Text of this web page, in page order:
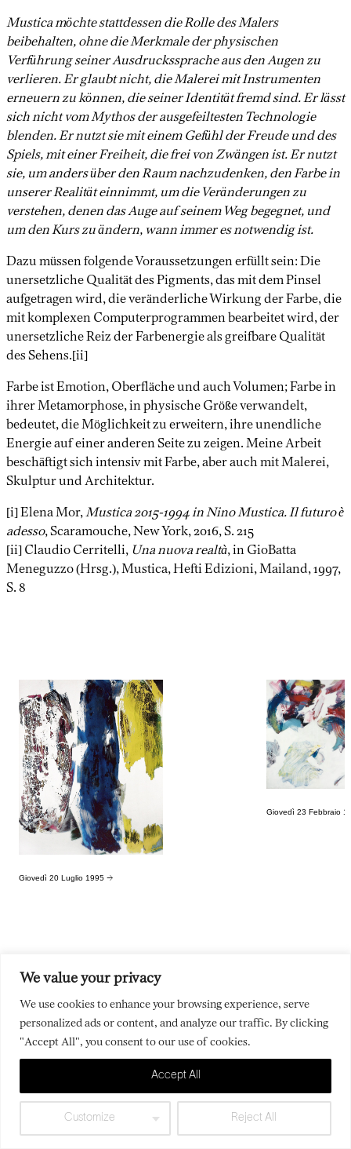
We value your privacy
We use cookies to enhance your browsing experience, serve
personalized ads or content, and analyze our traffic. By clicking
"Accept All", you consent to our use of cookies.
Customize Reject All
Accept All
Mustica möchte stattdessen die Rolle des Malers
beibehalten, ohne die Merkmale der physischen
Verführung seiner Ausdruckssprache aus den Augen zu
verlieren. Er glaubt nicht, die Malerei mit Instrumenten
erneuern zu können, die seiner Identität fremd sind. Er lässt
sich nicht vom Mythos der ausgefeiltesten Technologie
blenden. Er nutzt sie mit einem Gefühl der Freude und des
Spiels, mit einer Freiheit, die frei von Zwängen ist. Er nutzt
sie, um anders über den Raum nachzudenken, den Farbe in
unserer Realität einnimmt, um die Veränderungen zu
verstehen, denen das Auge auf seinem Weg begegnet, und
um den Kurs zu ändern, wann immer es notwendig ist.
Dazu müssen folgende Voraussetzungen erfüllt sein: Die
unersetzliche Qualität des Pigments, das mit dem Pinsel
aufgetragen wird, die veränderliche Wirkung der Farbe, die
mit komplexen Computerprogrammen bearbeitet wird, der
unersetzliche Reiz der Farbenergie als greifbare Qualität
des Sehens.[ii]
Farbe ist Emotion, Oberfläche und auch Volumen; Farbe in
ihrer Metamorphose, in physische Größe verwandelt,
bedeutet, die Möglichkeit zu erweitern, ihre unendliche
Energie auf einer anderen Seite zu zeigen. Meine Arbeit
beschäftigt sich intensiv mit Farbe, aber auch mit Malerei,
Skulptur und Architektur.
[i] Elena Mor,Mustica 2015-1994 in Nino Mustica. Il futuro è
adesso, Scaramouche, New York, 2016, S. 215
[ii] Claudio Cerritelli, Una nuova realtà, in GioBatta
Meneguzzo (Hrsg.), Mustica, Hefti Edizioni, Mailand, 1997,
S. 8
Giovedì 20 Luglio 1995 →
Giovedì 23 Febbraio
Im Jahr1997realisierte er ein Projekt für die Böden des
Hotels Carlyle Brera in Mailand. In der Ausstellung im
Museo Casabianca in Malo (Vicenza), die von Gio Batta
Meneguzzo kuratiert und mit Texten von Claudio Cerritelli
und Marco Meneguzzo versehen wurde, wurden die
pittoriche tridimensionali(i) mit den malerischen
Referenzentwicklungen aus dem Museo Casabianca
verglichen.Daran anschliessend verlassen die Forme